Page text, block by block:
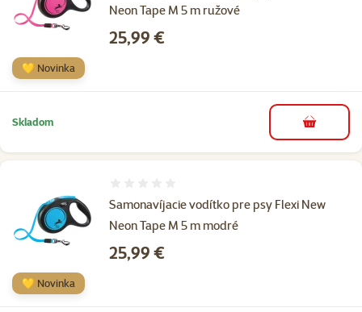
Neon Tape M 5 m ružové
Cena
25,99 €
💛 Novinka
Skladom do košíka
Samonavíjacie vodítko pre psy Flexi New
Neon Tape M 5 m modré
Cena
25,99 €
💛 Novinka